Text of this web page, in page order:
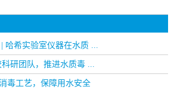
哈希实验室仪器在水质 ...
研团队，推进水质毒 ...
毒工艺，保障用水安全